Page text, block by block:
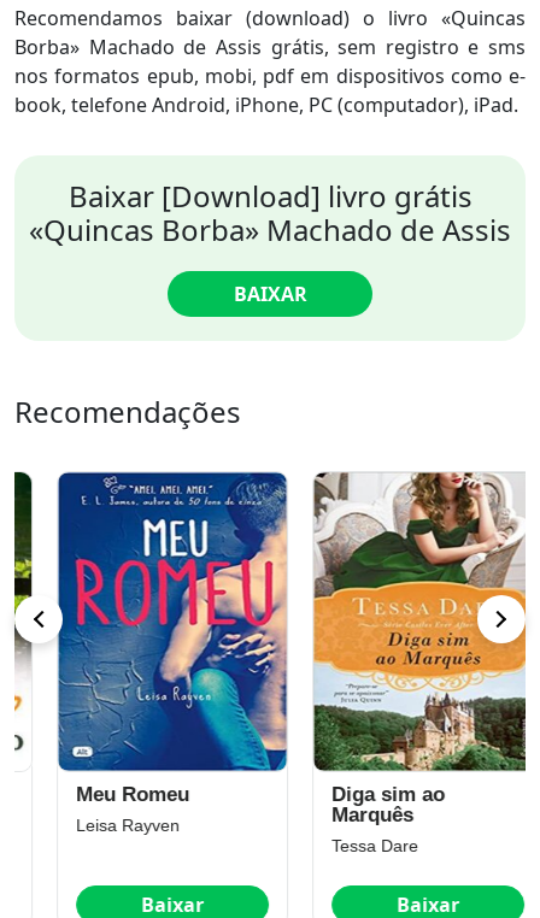
Recomendamos baixar (download) o livro «Quincas
Borba» Machado de Assis grátis, sem registro e sms
nos formatos epub, mobi, pdf em dispositivos como e-
book, telefone Android, iPhone, PC (computador), iPad.
Baixar [Download] livro grátis
«Quincas Borba» Machado de Assis
BAIXAR
Recomendações
Meu Romeu
Leisa Rayven
Baixar
Diga sim ao
Marquês
Tessa Dare
Baixar